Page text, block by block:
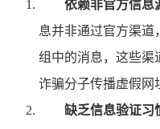
依赖非官方信息
息并非通过官方渠道
组中的消息，这些渠
诈骗分子传播虚假网
缺乏信息验证习